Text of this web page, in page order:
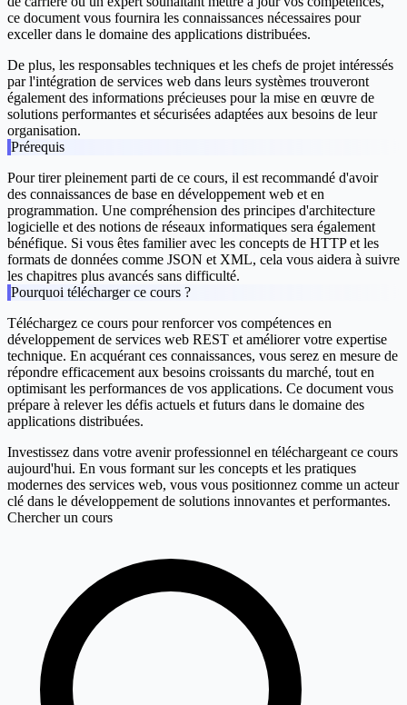
ce document vous fournira les connaissances nécessaires pour
exceller dans le domaine des applications distribuées.
De plus, les responsables techniques et les chefs de projet intéressés
par l'intégration de services web dans leurs systèmes trouveront
également des informations précieuses pour la mise en œuvre de
solutions performantes et sécurisées adaptées aux besoins de leur
organisation.
Prérequis
Pour tirer pleinement parti de ce cours, il est recommandé d'avoir
des connaissances de base en développement web et en
programmation. Une compréhension des principes d'architecture
logicielle et des notions de réseaux informatiques sera également
bénéfique. Si vous êtes familier avec les concepts de HTTP et les
formats de données comme JSON et XML, cela vous aidera à suivre
les chapitres plus avancés sans difficulté.
Pourquoi télécharger ce cours ?
Téléchargez ce cours pour renforcer vos compétences en
développement de services web REST et améliorer votre expertise
technique. En acquérant ces connaissances, vous serez en mesure de
répondre efficacement aux besoins croissants du marché, tout en
optimisant les performances de vos applications. Ce document vous
prépare à relever les défis actuels et futurs dans le domaine des
applications distribuées.
Investissez dans votre avenir professionnel en téléchargeant ce cours
aujourd'hui. En vous formant sur les concepts et les pratiques
modernes des services web, vous vous positionnez comme un acteur
clé dans le développement de solutions innovantes et performantes.
Chercher un cours